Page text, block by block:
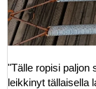
"Tälle ropisi paljon
leikkinyt tällaisella